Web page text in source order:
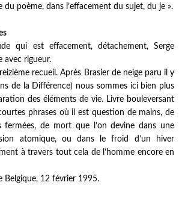
du poème, dans l’effacement du sujet, du je ».
qui est effacement, détachement, Serge
avec rigueur.
recueil. Après Brasier de neigeparu il y
de la Différence) nous sommes ici bien plus
des éléments de vie. Livre bouleversant
phrases où il est question de mains, de
fermées, de mort que l’on devine dans une
atomique, ou dans le froid d’un hiver
à travers tout cela de l’homme encore en
Belgique, 12 février 1995.